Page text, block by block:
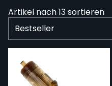
Artikel nach13sortieren